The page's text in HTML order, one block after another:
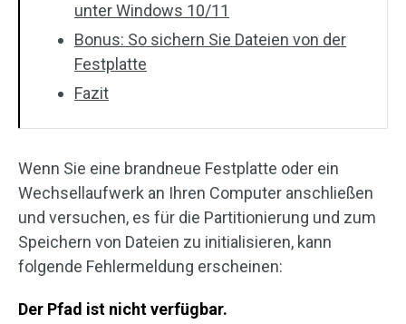
unter Windows 10/11
Bonus: So sichern Sie Dateien von der
Festplatte
Fazit
Wenn Sie eine brandneue Festplatte oder ein
Wechsellaufwerk an Ihren Computer anschließen
und versuchen, es für die Partitionierung und zum
Speichern von Dateien zu initialisieren, kann
folgende Fehlermeldung erscheinen:
Der Pfad ist nicht verfügbar.